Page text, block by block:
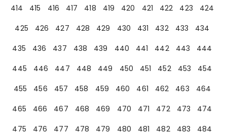
414
415 416 417 418 419 420 421 422 423
424
425
426 427 428 429 430 431 432 433
434
435
436 437 438 439 440 441 442 443
444
445
446 447 448 449 450 451 452 453
454
455
456 457 458 459 460 461 462 463
464
465
466 467 468 469 470 471 472 473
474
475
476 477 478 479 480 481 482 483
484